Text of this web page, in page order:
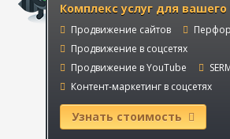
Комплекс услуг для вашего
Продвижение сайтов
Продвижение в соцсетях
Продвижение в YouTube
Контент-маркетинг в соцсетях
Узнать стоимость